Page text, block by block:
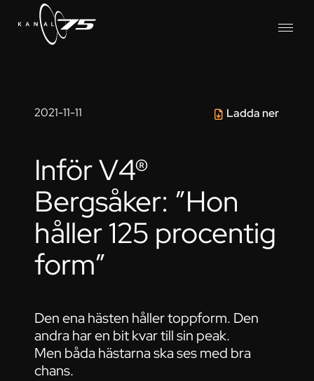
2021-11-11 Ladda ner
Inför V4®
Bergsåker: ”Hon
håller 125 procentig
form”
Den ena hästen håller toppform. Den
andra har en bit kvar till sin peak.
Men båda hästarna ska ses med bra
chans.